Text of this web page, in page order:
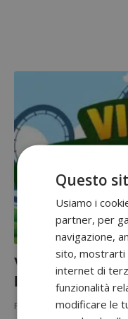
Vinci gratis
l’App PAYBACK
Partecipa gratuitamente al
Questo
Usiamo i
partner, per
navigazione,
sito, mostrarti
internet di
funzionalità
modificare le